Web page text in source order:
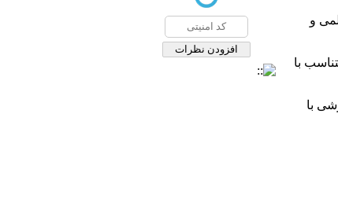
و
با
با